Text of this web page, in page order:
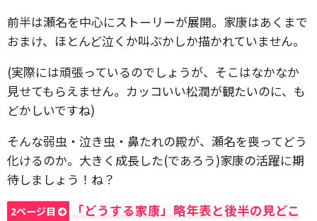
前半は瀬名を中心にストーリーが展開。家康はあくまで
おまけ、ほとんど泣くか叫ぶかしか描かれていません。
(実際には頑張っているのでしょうが、そこはなかなか
見せてもらえません。カッコいい松潤が観たいのに、も
どかしいですね)
そんな弱虫・泣き虫・鼻たれの殿が、瀬名を喪ってどう
化けるのか。大きく成長した(であろう)家康の活躍に期
待しましょう！ね？
2ページ目
「どうする家康」略年表と後半の見どこ